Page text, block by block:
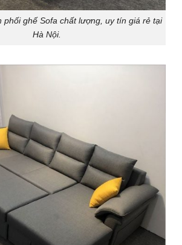
phối ghế Sofa chất lượng, uy tín giá rẻ tại
Hà Nội.